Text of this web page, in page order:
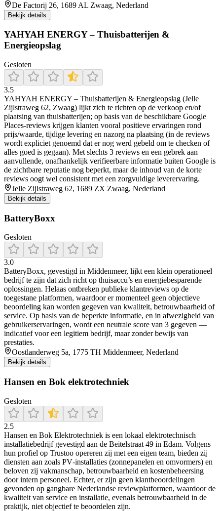
De Factorij 26, 1689 AL Zwaag, Nederland
Bekijk details
YAHYAH ENERGY – Thuisbatterijen &
Energieopslag
Gesloten
3.5
YAHYAH ENERGY – Thuisbatterijen & Energieopslag (Jelle
Zijlstraweg 62, Zwaag) lijkt zich te richten op de verkoop en/of
plaatsing van thuisbatterijen; op basis van de beschikbare Google
Places-reviews krijgen klanten vooral positieve ervaringen rond
prijs/waarde, tijdige levering en nazorg na plaatsing (in de reviews
wordt expliciet genoemd dat er nog werd gebeld om te checken of
alles goed is gegaan). Met slechts 3 reviews en een gebrek aan
aanvullende, onafhankelijk verifieerbare informatie buiten Google is
de zichtbare reputatie nog beperkt, maar de inhoud van de korte
reviews oogt wel consistent met een zorgvuldige leverervaring.
Jelle Zijlstraweg 62, 1689 ZX Zwaag, Nederland
Bekijk details
BatteryBoxx
Gesloten
3.0
BatteryBoxx, gevestigd in Middenmeer, lijkt een klein operationeel
bedrijf te zijn dat zich richt op thuisaccu’s en energiebesparende
oplossingen. Helaas ontbreken publieke klantreviews op de
toegestane platformen, waardoor er momenteel geen objectieve
beoordeling kan worden gegeven van kwaliteit, betrouwbaarheid of
service. Op basis van de beperkte informatie, en in afwezigheid van
gebruikerservaringen, wordt een neutrale score van 3 gegeven —
indicatief voor een legitiem bedrijf, maar zonder bewijs van
prestaties.
Oostlanderweg 5a, 1775 TH Middenmeer, Nederland
Bekijk details
Hansen en Bok elektrotechniek
Gesloten
2.5
Hansen en Bok Elektrotechniek is een lokaal elektrotechnisch
installatiebedrijf gevestigd aan de Beitelstraat 49 in Edam. Volgens
hun profiel op Trustoo opereren zij met een eigen team, bieden zij
diensten aan zoals PV‑installaties (zonnepanelen en omvormers) en
beloven zij vakmanschap, betrouwbaarheid en kostenbeheersing
door intern personeel. Echter, er zijn geen klantbeoordelingen
gevonden op gangbare Nederlandse reviewplatformen, waardoor de
kwaliteit van service en installatie, evenals betrouwbaarheid in de
praktijk, niet objectief te beoordelen zijn.